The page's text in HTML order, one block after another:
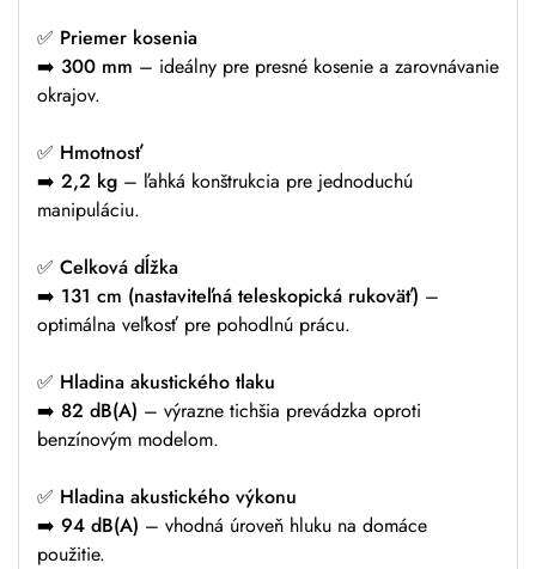
✅ Priemer kosenia
➡️ 300 mm – ideálny pre presné kosenie a zarovnávanie
okrajov.
✅ Hmotnosť
➡️ 2,2 kg – ľahká konštrukcia pre jednoduchú
manipuláciu.
✅ Celková dĺžka
➡️ 131 cm (nastaviteľná teleskopická rukoväť) –
optimálna veľkosť pre pohodlnú prácu.
✅ Hladina akustického tlaku
➡️ 82 dB(A) – výrazne tichšia prevádzka oproti
benzínovým modelom.
✅ Hladina akustického výkonu
➡️ 94 dB(A) – vhodná úroveň hluku na domáce
použitie.